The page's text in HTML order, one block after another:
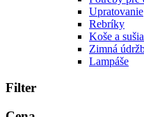
Upratovanie
Rebríky
Koše a
Zimná
Lampáše
Filter